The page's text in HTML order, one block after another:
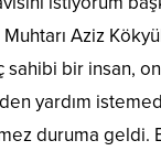
Aziz
bir insan,
yardım
duruma geldi.